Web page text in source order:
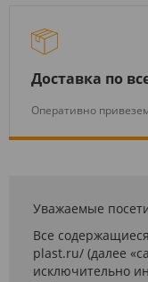
Доставка по
Оперативно
Уважаемые
Все
plast.ru/ (далее
исключительно